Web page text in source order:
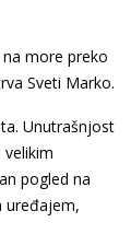
more preko
Sveti Marko.
Unutrašnjost
pogled na
uređajem,